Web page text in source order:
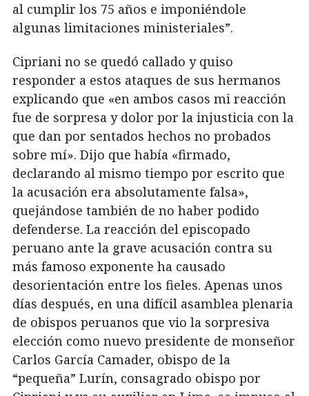
al cumplir los 75 años e imponiéndole
algunas limitaciones ministeriales”.
Cipriani no se quedó callado y quiso
responder a estos ataques de sus hermanos
explicando que «en ambos casos mi reacción
fue de sorpresa y dolor por la injusticia con la
que dan por sentados hechos no probados
sobre mí». Dijo que había «firmado,
declarando al mismo tiempo por escrito que
la acusación era absolutamente falsa»,
quejándose también de no haber podido
defenderse. La reacción del episcopado
peruano ante la grave acusación contra su
más famoso exponente ha causado
desorientación entre los fieles. Apenas unos
días después, en una difícil asamblea plenaria
de obispos peruanos que vio la sorpresiva
elección como nuevo presidente de monseñor
Carlos García Camader, obispo de la
“pequeña” Lurín, consagrado obispo por